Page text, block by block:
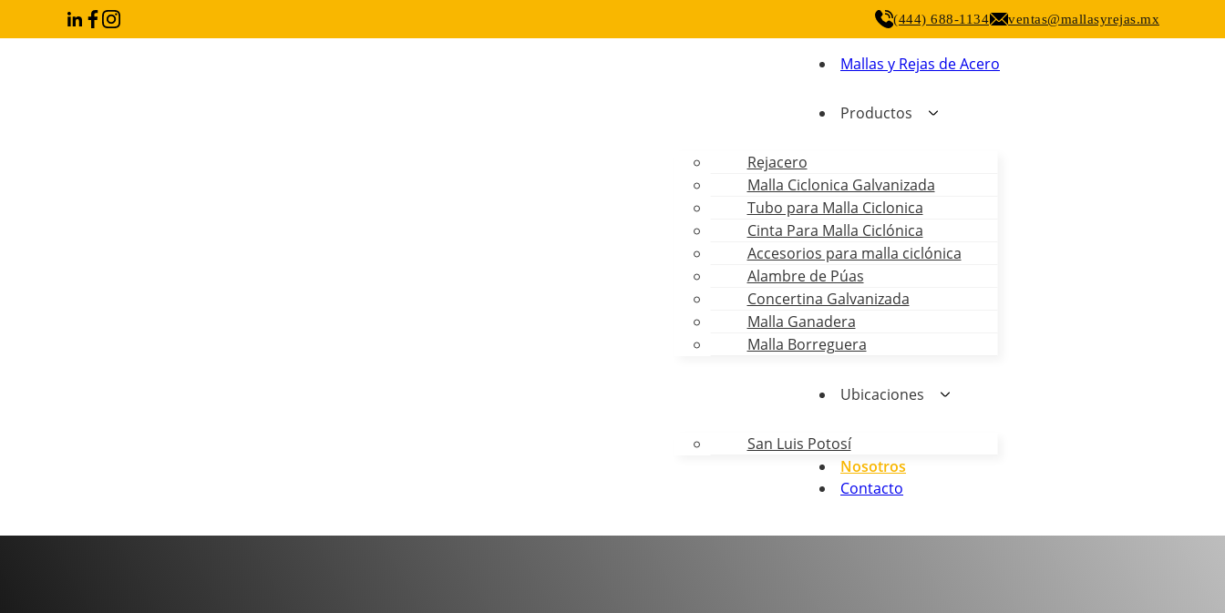
(444) 688-1134 ventas@mallasyrejas.mx
Mallas y Rejas de Acero
Productos
Rejacero
Malla Ciclonica Galvanizada
Tubo para Malla Ciclonica
Cinta Para Malla Ciclónica
Accesorios para malla ciclónica
Alambre de Púas
Concertina Galvanizada
Malla Ganadera
Malla Borreguera
Ubicaciones
San Luis Potosí
Nosotros
Contacto